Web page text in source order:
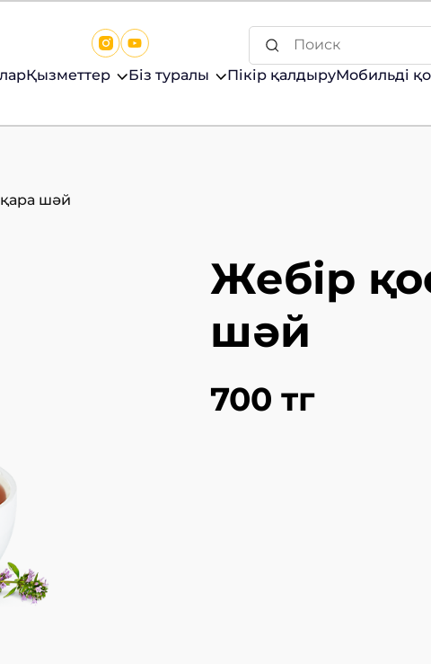
Қызметтер Біз туралы Пікір қалдыруМобильді
шәй
Жебір
шәй
700 тг